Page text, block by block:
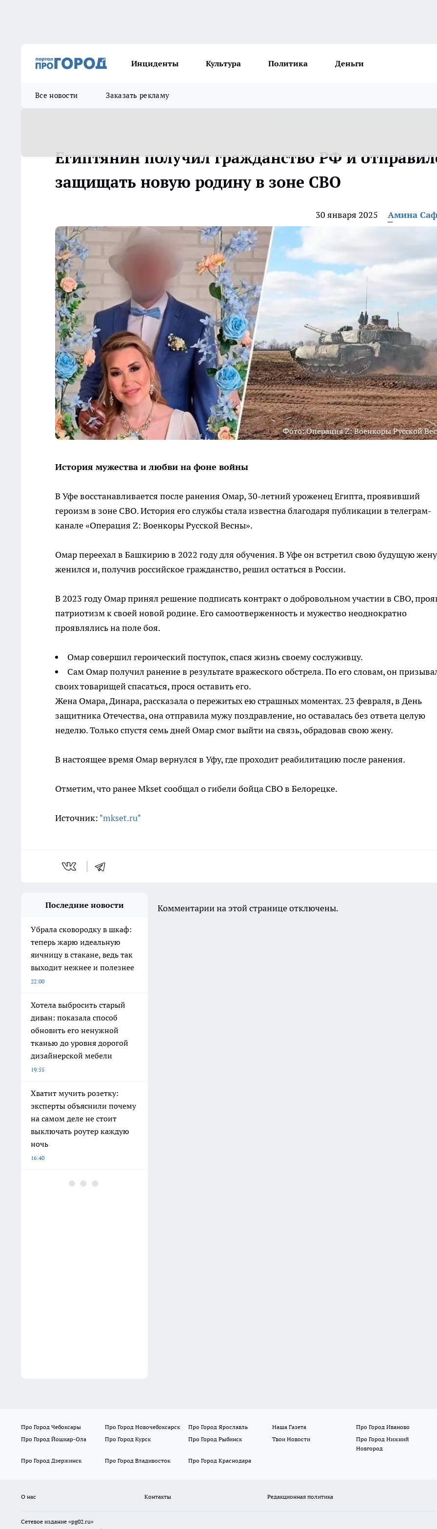
Инциденты Культура Политика Деньги
Все новости Заказать рекламу
Египтянин получил гражданство РФ и
защищать новую родину в зоне СВО
30 января 2025 Амина
Фото: Операция Z: Военкоры Русской
История мужества и любви на фоне войны
В Уфе восстанавливается после ранения Омар, 30-летний уроженец Египта, проявивший
героизм в зоне СВО. История его службы стала известна благодаря публикации в телеграм-
канале «Операция Z: Военкоры Русской Весны».
Омар переехал в Башкирию в 2022 году для обучения. В Уфе он встретил свою будущую
женился и, получив российское гражданство, решил остаться в России.
В 2023 году Омар принял решение подписать контракт о добровольном участии в СВО,
патриотизм к своей новой родине. Его самоотверженность и мужество неоднократно
проявлялись на поле боя.
Омар совершил героический поступок, спася жизнь своему сослуживцу.
Сам Омар получил ранение в результате вражеского обстрела. По его словам, он
своих товарищей спасаться, прося оставить его.
Жена Омара, Динара, рассказала о пережитых ею страшных моментах. 23 февраля, в День
защитника Отечества, она отправила мужу поздравление, но оставалась без ответа целую
неделю. Только спустя семь дней Омар смог выйти на связь, обрадовав свою жену.
В настоящее время Омар вернулся в Уфу, где проходит реабилитацию после ранения.
Отметим, что ранее Mkset сообщал о гибели бойца СВО в Белорецке.
Источник: "mkset.ru"
Последние новости
Убрала сковородку в шкаф:
теперь жарю идеальную
яичницу в стакане, ведь так
выходит нежнее и полезнее
22:00
Хотела выбросить старый
диван: показала способ
обновить его ненужной
тканью до уровня дорогой
дизайнерской мебели
19:55
Хватит мучить розетку:
эксперты объяснили почему
на самом деле не стоит
выключать роутер каждую
ночь
16:40
Башкирия представит 62
Комментарии на этой странице отключены.
Про Город Чебоксары Про Город Новочебоксарск Про Город Ярославль Наша Газета
Про Город Иваново
Про Город Йошкар-Ола
Про Город Курск Про Город Рыбинск Твои Новости
Про Город Нижний
Новгород
Про Город Дзержинск
Про Город Владивосток Про Город Краснодара
О нас Контакты Редакционная политика
Сетевое издание «pg02.ru»